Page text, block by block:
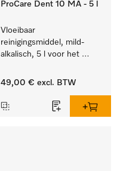
ProCare Dent 10 MA - 5 l
Vloeibaar
reinigingsmiddel, mild-
alkalisch, 5 l voor het
van tandheelkundige en
49,00 € excl. BTW